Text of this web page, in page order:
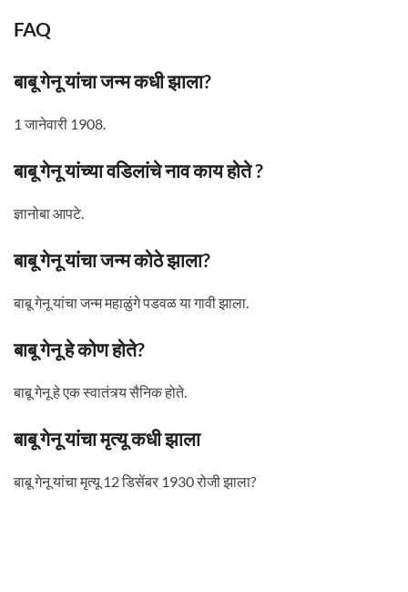
FAQ
बाबू गेनू यांचा जन्म कधी झाला?
1 जानेवारी 1908.
बाबू गेनू यांच्या वडिलांचे नाव काय होते ?
ज्ञानोबा आपटे.
बाबू गेनू यांचा जन्म कोठे झाला?
बाबू गेनू यांचा जन्म महाळुंगे पडवळ या गावी झाला.
बाबू गेनू हे कोण होते?
बाबू गेनू हे एक स्वातंत्र्य सैनिक होते.
बाबू गेनू यांचा मृत्यू कधी झाला
बाबू गेनू यांचा मृत्यू 12 डिसेंबर 1930 रोजी झाला?